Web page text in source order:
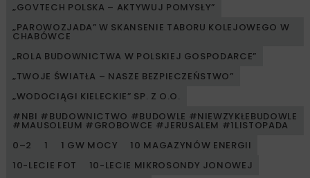
„GOVTECH POLSKA – AKTYWUJ POMYSŁY”
„PAROWOZJADA” W SKANSENIE TABORU KOLEJOWEGO W
CHABÓWCE
„ROLA BUDOWNICTWA W POLSKIEJ GOSPODARCE”
„TWOJE ŚWIATŁA – NASZE BEZPIECZEŃSTWO”
„WODOCIĄGI KIELECKIE” SP. Z O.O.
#NBI #BUDOWNICTWO #BUDOWLE #NIEWZYKŁEBUDOWLE
#MAUSOLEUM #GROBOWCE #JERUSALEM #1LISTOPADA
0–2
1 1 GW MOCY
10 MAGAZYNÓW ENERGII
10-LECIE FOT
10-LECIE MIKROSONDY JONOWEJ